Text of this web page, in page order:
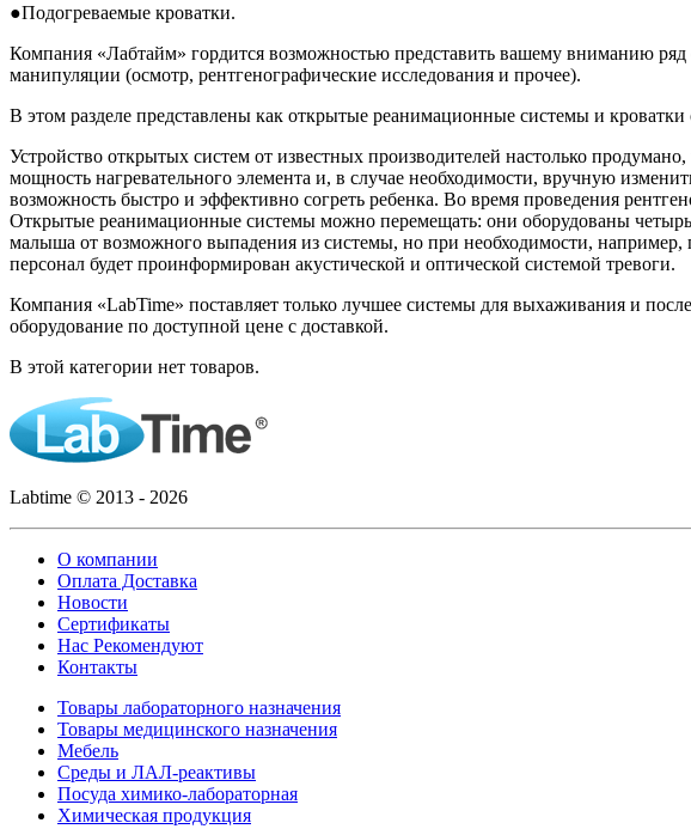
●Подогреваемые кроватки.
Компания «Лабтайм» гордится возможностью представить вашему вниманию
манипуляции (осмотр, рентгенографические исследования и прочее).
В этом разделе представлены как открытые реанимационные системы и
Устройство открытых систем от известных производителей настолько
мощность нагревательного элемента и, в случае необходимости, вручную
возможность быстро и эффективно согреть ребенка. Во время проведения
Открытые реанимационные системы можно перемещать: они оборудованы
малыша от возможного выпадения из системы, но при необходимости,
персонал будет проинформирован акустической и оптической системой тревоги.
Компания «LabTime» поставляет только лучшее системы для выхаживания и
оборудование по доступной цене с доставкой.
В этой категории нет товаров.
Labtime © 2013 - 2026
О компании
Оплата Доставка
Новости
Сертификаты
Нас Рекомендуют
Контакты
Товары лабораторного назначения
Товары медицинского назначения
Мебель
Среды и ЛАЛ-реактивы
Посуда химико-лабораторная
Химическая продукция